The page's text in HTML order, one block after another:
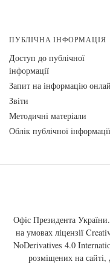
ПУБЛІЧНА ІНФОРМАЦІЯ
Доступ до публічної
інформації
Запит на інформацію
Звіти
Методичні матеріали
Облік публічної інформації
Офіс Президента
на умовах ліцензії
NoDerivatives 4.0
розміщених на сайті,